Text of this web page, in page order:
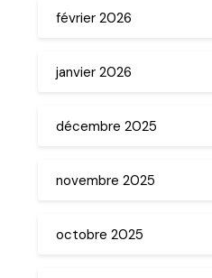
février 2026
janvier 2026
décembre 2025
novembre 2025
octobre 2025